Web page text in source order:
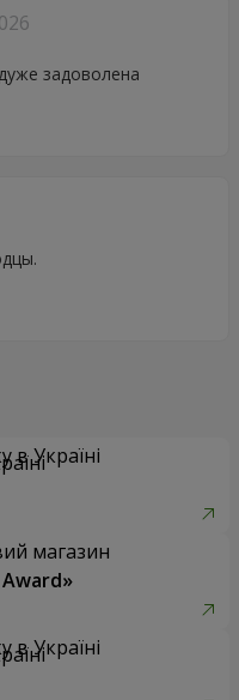
задоволена
в Україні
магазин
в Україні